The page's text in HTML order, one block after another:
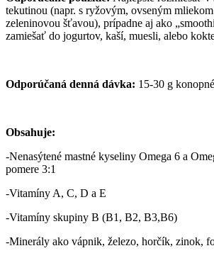
tekutinou (napr. s ryžovým, ovseným
zeleninovou šťavou), prípadne aj ako
zamiešať do jogurtov, kaší, muesli, alebo
Odporúčaná denná dávka: 15-30 g
Obsahuje:
-Nenasýtené mastné kyseliny Omega 6 a
pomere 3:1
-Vitamíny A, C, D a E
-Vitamíny skupiny B (B1, B2, B3,B6)
-Minerály ako vápnik, železo, horčík, zinok,